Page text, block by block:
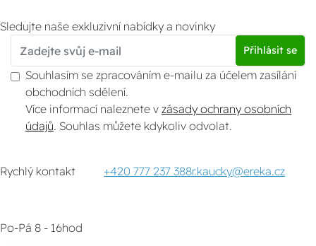
Sledujte naše exkluzivní nabídky a novinky
Přihlásit se
Souhlasím se zpracováním e-mailu za účelem zasílání
obchodních sdělení.
Více informací naleznete v zásady ochrany osobních
údajů . Souhlas můžete kdykoliv odvolat.
Rychlý kontakt +420 777 237 388r.kaucky@ereka.cz
Po-Pá 8 - 16hod